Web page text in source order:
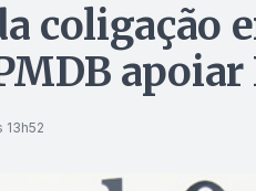
coligação
apoiar
13h52